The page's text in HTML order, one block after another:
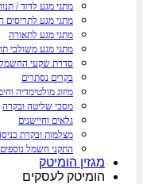
מתגי מגע לדוד /
מתגי מגע לתריסים
מתגי מגע לתאורה
מתגי מגע משולבי
סדרת שקעי החשמל
בקרים נסתרים
מיזוג מולטימדיה
מסכי שליטה ובקרה
גלאים וחיישנים
מצלמות ובקרת
התקני חשמל נוספים
מגזין הומיטק
הומיטק לעסקים